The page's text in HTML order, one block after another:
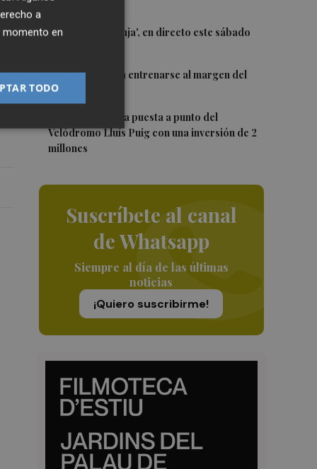
Trofeu Taronja
3 El 'Trofeu Taronja', en directo este sábado
4Almeida vuelve a entrenarse al margen del
grupo
València ultima la puesta a punto del
Velódromo Lluís Puig con una inversión de 2
millones
Suscríbete al canal
de Whatsapp
Siempre al día de las últimas
noticias
¡Quiero suscribirme!
a
momento en
TODO